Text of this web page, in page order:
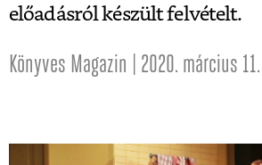
előadásról készült felvételt.
Könyves Magazin | 2020. március 11. |